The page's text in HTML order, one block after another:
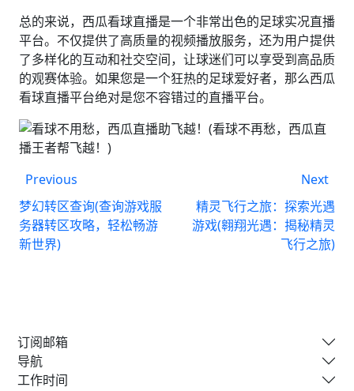
总的来说，西瓜看球直播是一个非常出色的足球实况直播
平台。不仅提供了高质量的视频播放服务，还为用户提供
了多样化的互动和社交空间，让球迷们可以享受到高品质
的观赛体验。如果您是一个狂热的足球爱好者，那么西瓜
看球直播平台绝对是您不容错过的直播平台。
Previous
梦幻转区查询(查询游戏服
务器转区攻略，轻松畅游
新世界)
Next
精灵飞行之旅：探索光遇
游戏(翱翔光遇：揭秘精灵
飞行之旅)
订阅邮箱
导航
工作时间